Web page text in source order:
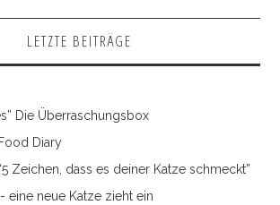
LETZTE BEITRÄGE
Die Überraschungsbox
Diary
Zeichen, dass es deiner Katze schmeckt”
eine neue Katze zieht ein